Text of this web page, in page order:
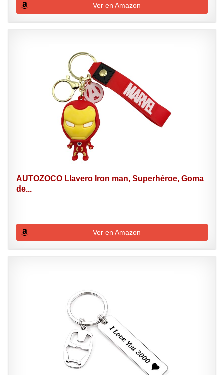
Ver en Amazon
AUTOZOCO Llavero Iron man, Superhéroe, Goma
de...
Ver en Amazon